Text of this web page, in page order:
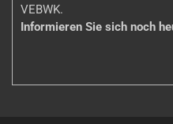
VEBWK.
Informieren Sie sich noch